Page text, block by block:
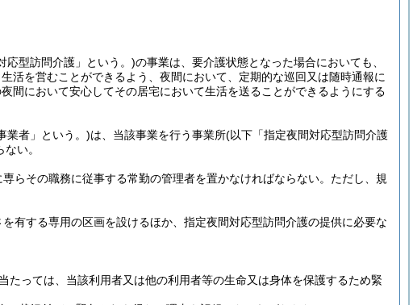
応型訪問介護」という。)の事業は、要介護状態となった場合においても、
活を営むことができるよう、夜間において、定期的な巡回又は随時通報に
間において安心してその居宅において生活を送ることができるようにする
業者」という。)は、当該事業を行う事業所(以下「指定夜間対応型訪問介護
い。
らその職務に従事する常勤の管理者を置かなければならない。 ただし、規
有する専用の区画を設けるほか、指定夜間対応型訪問介護の提供に必要な
っては、当該利用者又は他の利用者等の生命又は身体を保護するため緊